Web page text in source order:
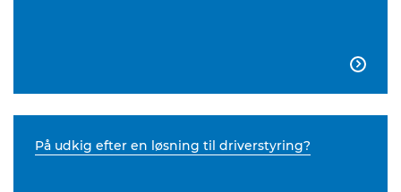

På udkig efter en løsning til driverstyring?